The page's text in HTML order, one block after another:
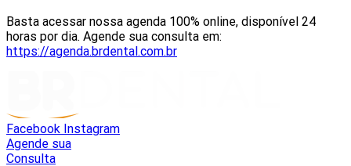
Basta acessar nossa agenda 100% online, disponível 24
horas por dia. Agende sua consulta em:
https://agenda.brdental.com.br
Facebook Instagram
Agende sua
Consulta